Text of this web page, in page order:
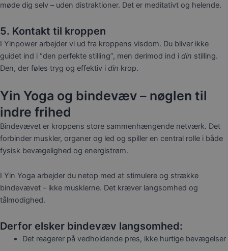
møde dig selv – uden distraktioner. Det er meditativt og helende.
5. Kontakt til kroppen
I Yinpower arbejder vi ud fra kroppens visdom. Du bliver ikke
guidet ind i “den perfekte stilling”, men derimod ind i din stilling.
Den, der føles tryg og effektiv i din krop.
Yin Yoga og bindevæv – nøglen til
indre frihed
Bindevævet er kroppens store sammenhængende netværk. Det
forbinder muskler, organer og led og spiller en central rolle i både
fysisk bevægelighed og energistrøm.
I Yin Yoga arbejder du netop med at stimulere og strække
bindevævet – ikke musklerne. Det kræver langsomhed og
tålmodighed.
Derfor elsker bindevæv langsomhed:
Det reagerer på vedholdende pres, ikke hurtige bevægelser